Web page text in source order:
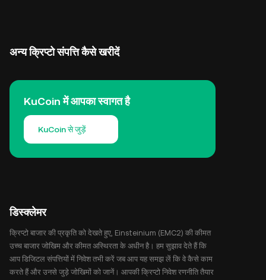
अन्य क्रिप्टो संपत्ति कैसे खरीदें
KuCoin में आपका स्वागत है
KuCoin से जुड़ें
डिस्क्लेमर
क्रिप्टो बाजार की प्रकृति को देखते हुए, Einsteinium (EMC2) की कीमत
उच्च बाजार जोखिम और कीमत अस्थिरता के अधीन है। हम सुझाव देते हैं कि
आप डिजिटल संपत्तियों में निवेश तभी करें जब आप यह समझ लें कि वे कैसे काम
करते हैं और उनसे जुड़े जोखिमों को जानें। आपकी क्रिप्टो निवेश रणनीति तैयार